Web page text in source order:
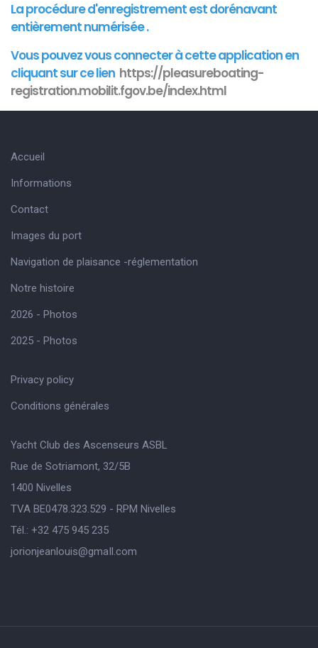
La procédure d'enregistrement est dorénavant
entièrement numérisée .
Vous pouvez vous connecter à cetteapplicationen
cliquant sur ce lien https://pleasureboating-
registration.mobilit.fgov.be/index.html
Accueil
Informations
Contact
Images du port
Navigation de plaisance -réglementation
Notre histoire
2026 - Photos
2025 - Photos
Privacy policy
Conditions générales
Yacht Club des Ascenseurs ASBL
Rue de Sotriamont, 32/5B
1400 Nivelles
TVA BE0478.323.529 - RPM Nivelles
Tél.: +32 475 945 235
jorionjeanlouis@gmaIl.com